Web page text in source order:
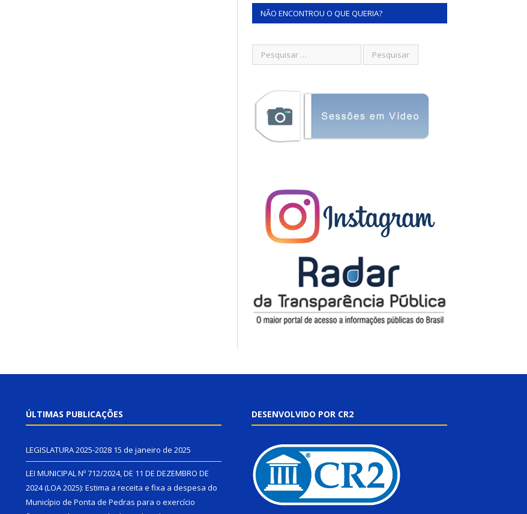
NÃO ENCONTROU O QUE QUERIA?
ÚLTIMAS PUBLICAÇÕES
LEGISLATURA 2025-2028 15 de janeiro de 2025
LEI MUNICIPAL Nº 712/2024, DE 11 DE DEZEMBRO DE
2024 (LOA 2025): Estima a receita e fixa a despesa do
Município de Ponta de Pedras para o exercício
DESENVOLVIDO POR CR2